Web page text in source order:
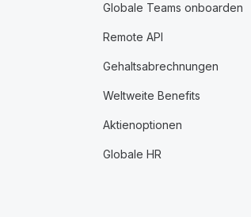
Globale Teams onboarden
Remote API
Gehaltsabrechnungen
Weltweite Benefits
Aktienoptionen
Globale HR